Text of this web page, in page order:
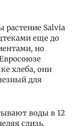
растение Salvia
еще до
но
хлеба, они
для
воды в 12
слизь,